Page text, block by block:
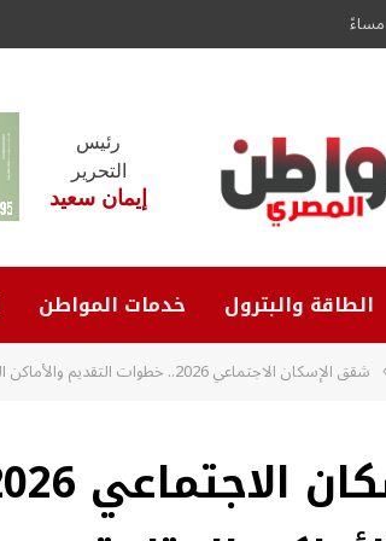
رئيس
التحرير
إيمان سعيد
الطاقة والبترول خدمات المواطن
شقق الإسكان الاجتماعي 2026.. خطوات التقديم والأماكن المتاحة